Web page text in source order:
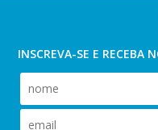
INSCREVA-SE E RECEBA